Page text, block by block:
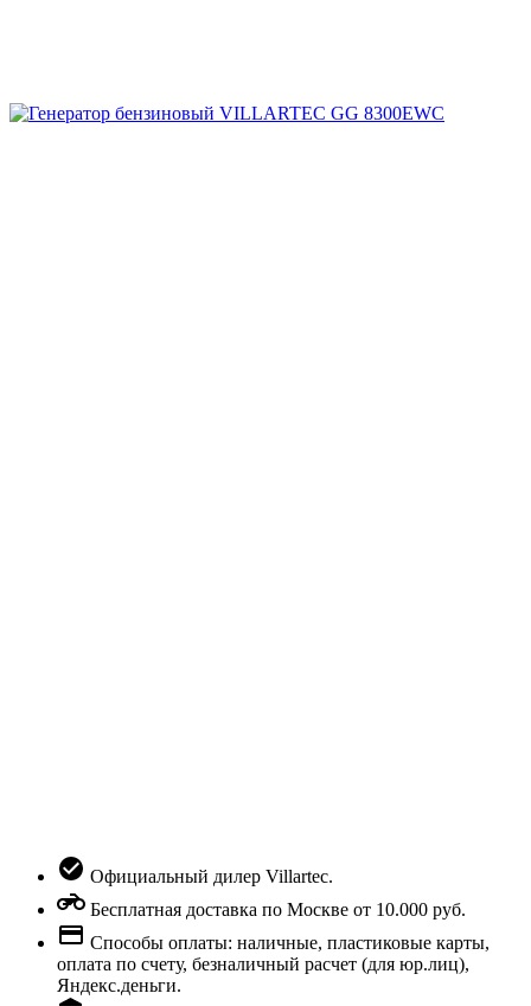
Официальный дилер Villartec.
Бесплатная доставка по Москве от 10.000 руб.
Способы оплаты: наличные, пластиковые карты,
оплата по счету, безналичный расчет (для юр.лиц),
Яндекс.деньги.